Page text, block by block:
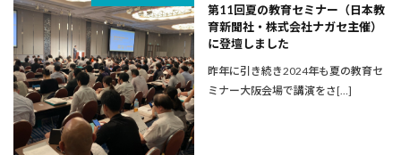
第11回夏の教育セミナー（日本教
育新聞社・株式会社ナガセ主催）
に登壇しました
昨年に引き続き2024年も夏の教育セ
ミナー大阪会場で講演をさ[…]